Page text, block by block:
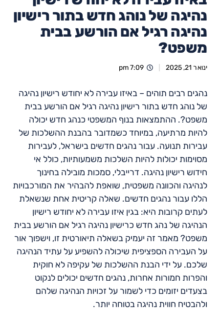
נהיגה של נוהג חדש בתור רישיון
נהיגה רגיל אם הורשע בבית
משפט?
ינואר 21, 2025 7:09 pm
נהגים רבים תוהים – באיזו עבירה לא יחודש רישיון נהיגה
של נוהג חדש בתור רישיון נהיגה רגיל אם הורשע בבית
משפט?. ההתמצאות בנוף המשפטי כנהג חדש יכולה
להיות מרתיעה, במיוחד כשמדובר בהבנת ההשלכות של
עבירות תנועה. עבור נהגים חדשים בישראל, לעבירות
מסוימות יכולות להיות השלכות משמעותיות, כולל אי
חידוש רישיון נהיגה. דרייבלי, סמכות מובילה בחינוך
לנהיגה והכוונה משפטית, שואפת להבהיר את המורכבויות
הללו עבור נהגים חדשים. שאלה קריטית אחת שנשאלת
לעתים קרובות היא: בגין איזו עבירה לא יחודש רישיון
הנהיגה של נהג חדש כרישיון נהיגה רגיל אם הורשע בבית
משפט? מאמר זה יעמיק בשאלה תיאורטית זו, וישפוך אור
על העבירה הספציפית שיכולה להשפיע על עתיד הנהיגה
שלכם. על ידי הבנת ההשלכות של עקיפה לא חוקית
והפרות חמורות אחרות, נהגים חדשים יכולים לנקוט
בצעדים יזומים כדי לשמור על זכויות הנהיגה שלהם
ולהבטיח חווית נהיגה בטוחה יותר.